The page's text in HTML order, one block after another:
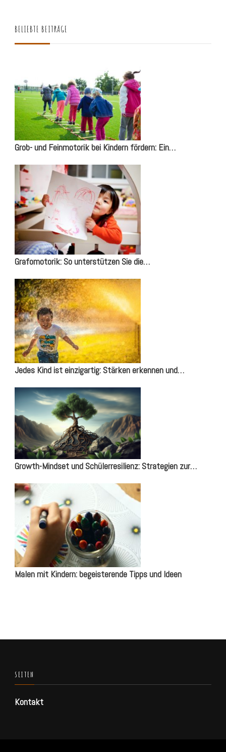
BELIEBTE BEITRÄGE
Grob- und Feinmotorik bei Kindern fördern: Ein…
Grafomotorik: So unterstützen Sie die…
Jedes Kind ist einzigartig: Stärken erkennen und…
Growth-Mindset und Schülerresilienz: Strategien zur…
Malen mit Kindern: begeisterende Tipps und Ideen
SEITEN
Kontakt